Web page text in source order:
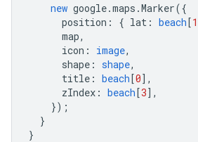
new google.maps .Marker({
position : { lat : beach[1
map,
icon : image,
shape : shape,
title : beach[0],
zIndex : beach[3],
});
}
}